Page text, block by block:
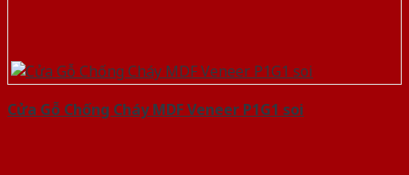
Cửa Gỗ Chống Cháy MDF Veneer P1G1 soi